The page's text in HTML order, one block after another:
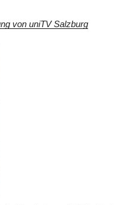
von uniTV Salzburg